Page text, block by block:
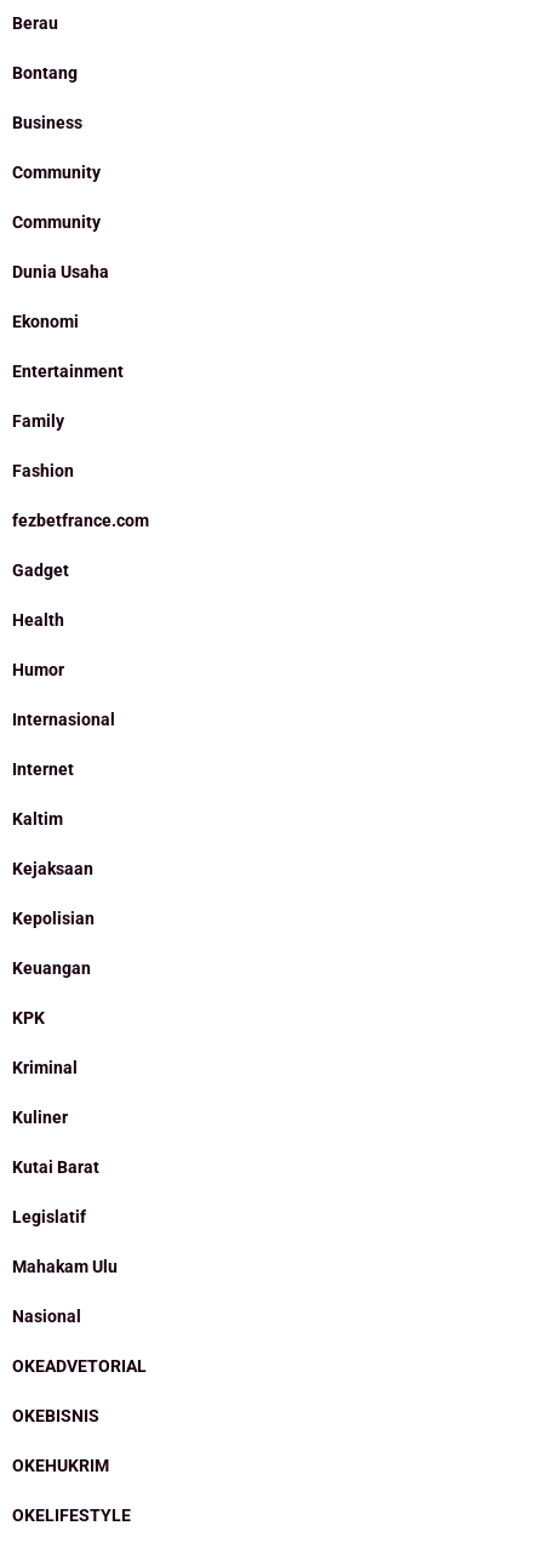
Berau
Bontang
Business
Community
Community
Dunia Usaha
Ekonomi
Entertainment
Family
Fashion
fezbetfrance.com
Gadget
Health
Humor
Internasional
Internet
Kaltim
Kejaksaan
Kepolisian
Keuangan
KPK
Kriminal
Kuliner
Kutai Barat
Legislatif
Mahakam Ulu
Nasional
OKEADVETORIAL
OKEBISNIS
OKEHUKRIM
OKELIFESTYLE